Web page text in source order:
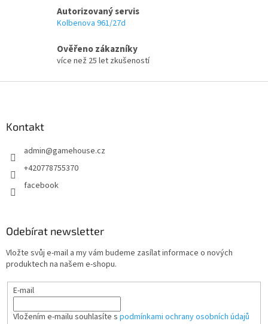
Autorizovaný servis
Kolbenova 961/27d
Ověřeno zákazníky
více než 25 let zkušeností
Kontakt
admin@gamehouse.cz
+420778755370
facebook
Odebírat newsletter
Vložte svůj e-mail a my vám budeme zasílat informace o nových
produktech na našem e-shopu.
E-mail
Vložením e-mailu souhlasíte s podmínkami ochrany osobních údajů